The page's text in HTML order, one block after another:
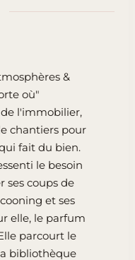
&
où"
l'immobilier,
chantiers pour
fait du bien.
le besoin
ses coups de
et ses
elle, le parfum
parcourt le
bibliothèque